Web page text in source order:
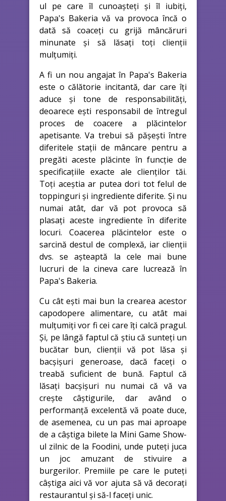
ul pe care îl cunoașteți și îl iubiți,
Papa's Bakeria vă va provoca încă o
dată să coaceți cu grijă mâncăruri
minunate și să lăsați toți clienții
mulțumiți.
A fi un nou angajat în Papa's Bakeria
este o călătorie incitantă, dar care îți
aduce și tone de responsabilități,
deoarece ești responsabil de întregul
proces de coacere a plăcintelor
apetisante. Va trebui să pășești între
diferitele stații de mâncare pentru a
pregăti aceste plăcinte în funcție de
specificațiile exacte ale clienților tăi.
Toți aceștia ar putea dori tot felul de
toppinguri și ingrediente diferite. Și nu
numai atât, dar vă pot provoca să
plasați aceste ingrediente în diferite
locuri. Coacerea plăcintelor este o
sarcină destul de complexă, iar clienții
dvs. se așteaptă la cele mai bune
lucruri de la cineva care lucrează în
Papa's Bakeria.
Cu cât ești mai bun la crearea acestor
capodopere alimentare, cu atât mai
mulțumiți vor fi cei care îți calcă pragul.
Și, pe lângă faptul că știu că sunteți un
bucătar bun, clienții vă pot lăsa și
bacșișuri generoase, dacă faceți o
treabă suficient de bună. Faptul că
lăsați bacșișuri nu numai că vă va
crește câștigurile, dar având o
performanță excelentă vă poate duce,
de asemenea, cu un pas mai aproape
de a câștiga bilete la Mini Game Show-
ul zilnic de la Foodini, unde puteți juca
un joc amuzant de stivuire a
burgerilor. Premiile pe care le puteți
câștiga aici vă vor ajuta să vă decorați
restaurantul și să-l faceți unic.